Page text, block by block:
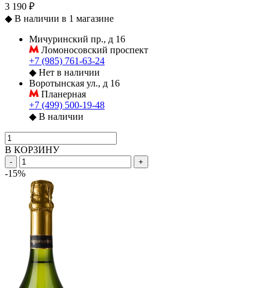
3 190 ₽
◆ В наличии в 1 магазине
Мичуринский пр., д 16
Ломоносовский проспект
+7 (985) 761-63-24
◆ Нет в наличии
Воротынская ул., д 16
Планерная
+7 (499) 500-19-48
◆ В наличии
В КОРЗИНУ
- +
-15%